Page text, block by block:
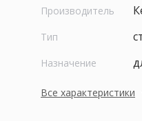
Производитель
Тип
Назначение
Все характеристики